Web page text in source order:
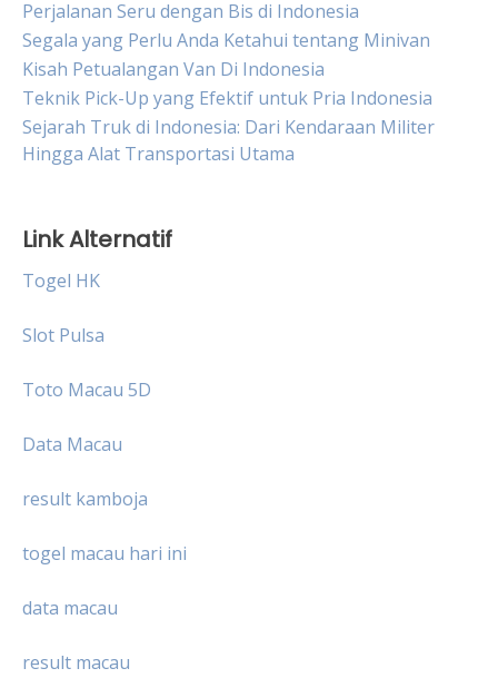
Perjalanan Seru dengan Bis di Indonesia
Segala yang Perlu Anda Ketahui tentang Minivan
Kisah Petualangan Van Di Indonesia
Teknik Pick-Up yang Efektif untuk Pria Indonesia
Sejarah Truk di Indonesia: Dari Kendaraan Militer
Hingga Alat Transportasi Utama
Link Alternatif
Togel HK
Slot Pulsa
Toto Macau 5D
Data Macau
result kamboja
togel macau hari ini
data macau
result macau